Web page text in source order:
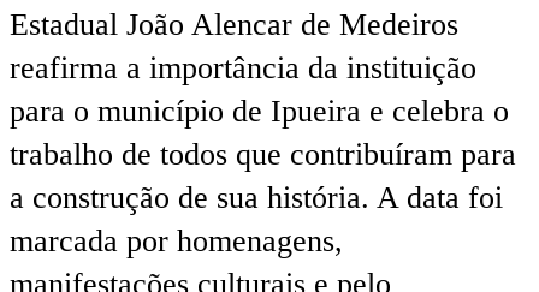
Estadual João Alencar de Medeiros
reafirma a importância da instituição
para o município de Ipueira e celebra o
trabalho de todos que contribuíram para
a construção de sua história. A data foi
marcada por homenagens,
manifestações culturais e pelo